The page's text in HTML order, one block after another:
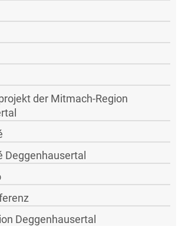
der Mitmach-Region
Deggenhausertal
Deggenhausertal